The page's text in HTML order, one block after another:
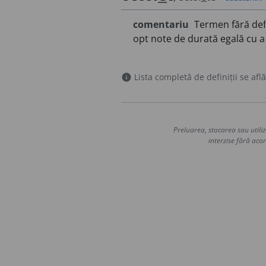
comentariu Termen fără
opt note de durată egală cu
info Lista completă de definiții se
Preluarea, stocarea sau
interzise fără